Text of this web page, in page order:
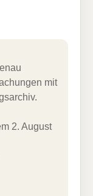
mit
2. August